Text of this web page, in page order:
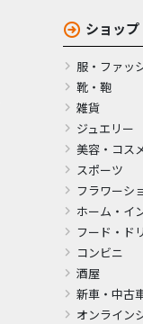
ショップ
服・ファッ
靴・鞄
雑貨
ジュエリー
美容・コス
スポーツ
フラワーシ
ホーム・イ
フード・ド
コンビニ
酒屋
新車・中古
オンライン